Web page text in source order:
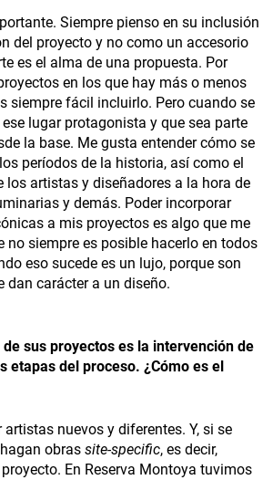
Siempre pienso en su inclusión
del proyecto y no como un accesorio
es el alma de una propuesta. Por
en los que hay más o menos
siempre fácil incluirlo. Pero cuando se
lugar protagonista y que sea parte
la base. Me gusta entender cómo se
períodos de la historia, así como el
los artistas y diseñadores a la hora de
y demás. Poder incorporar
a mis proyectos es algo que me
no siempre es posible hacerlo en todos
eso sucede es un lujo, porque son
dan carácter a un diseño.
sus proyectos es la intervención de
etapas del proceso. ¿Cómo es el
nuevos y diferentes. Y, si se
obras site-specific, es decir,
En Reserva Montoya tuvimos